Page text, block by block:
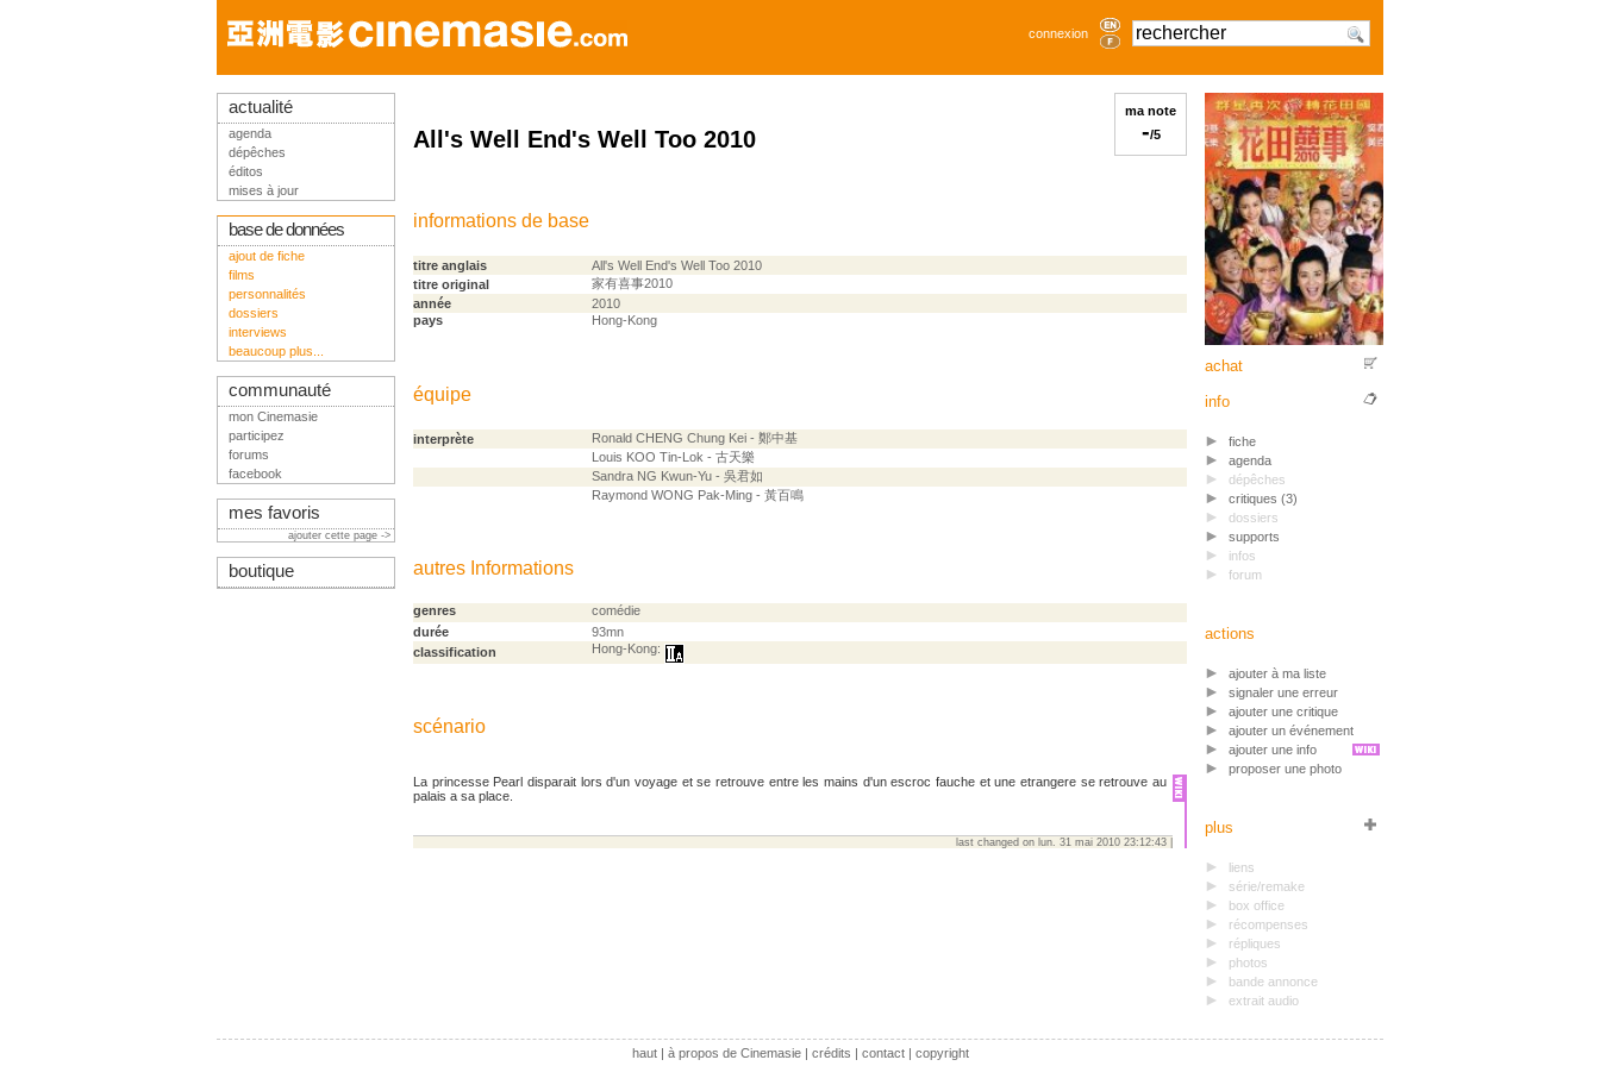
connexion
ma note
-/5
All's Well End's Well Too 2010
informations de base
titre anglais
All's Well End's Well Too 2010
titre original
家有喜事2010
année
2010
pays
Hong-Kong
équipe
interprète
Ronald CHENG Chung Kei - 鄭中基
Louis KOO Tin-Lok - 古天樂
Sandra NG Kwun-Yu - 吳君如
Raymond WONG Pak-Ming - 黃百鳴
autres Informations
genres
comédie
durée
93mn
classification
Hong-Kong:
scénario
La princesse Pearl disparait lors d'un voyage et se retrouve entre les mains d'un escroc fauche et une etrangere se retrouve au
palais a sa place.
last changed on lun. 31 mai 2010 23:12:43 |
achat
info
fiche
agenda
dépêches
critiques (3)
dossiers
supports
infos
forum
actions
ajouter à ma liste
signaler une erreur
ajouter une critique
ajouter un événement
ajouter une info
proposer une photo
plus
liens
série/remake
box office
récompenses
répliques
photos
bande annonce
extrait audio
actualité
agenda
dépêches
éditos
mises à jour
base de données
ajout de fiche
films
personnalités
dossiers
interviews
beaucoup plus...
communauté
mon Cinemasie
participez
forums
facebook
mes favoris
ajouter cette page ->
boutique
haut| à propos de Cinemasie| crédits | contact| copyright